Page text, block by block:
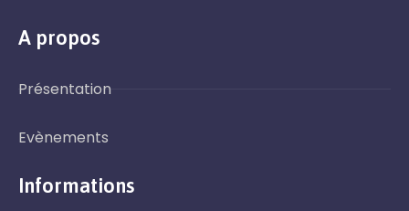
A propos
Présentation
Evènements
Informations